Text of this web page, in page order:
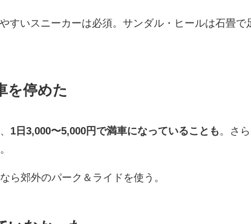
すいスニーカーは必須。サンダル・ヒールは石畳で
を停めた
1日3,000〜5,000円で満車になっていることも
。さら
ら郊外のパーク＆ライドを使う。